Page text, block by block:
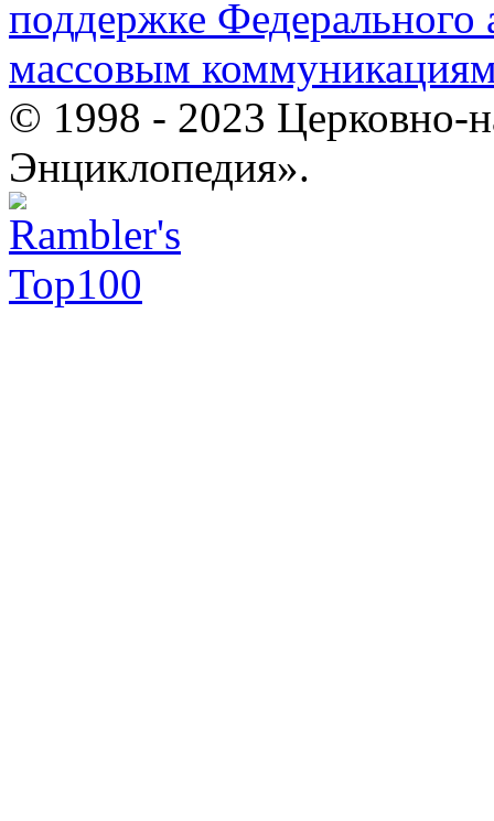
поддержке Федерального
массовым
© 1998 - 2023 Церковно-
Энциклопедия».